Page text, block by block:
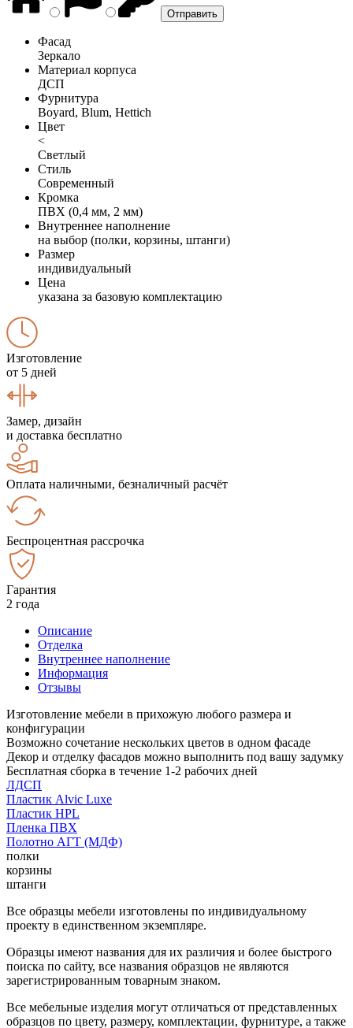
Фасад
Зеркало
Материал корпуса
ДСП
Фурнитура
Boyard, Blum, Hettich
Цвет
<
Светлый
Стиль
Современный
Кромка
ПВХ (0,4 мм, 2 мм)
Внутреннее наполнение
на выбор (полки, корзины, штанги)
Размер
индивидуальный
Цена
указана за базовую комплектацию
Изготовление
от 5 дней
Замер, дизайн
и доставка бесплатно
Оплата наличными, безналичный расчёт
Беспроцентная рассрочка
Гарантия
2 года
Описание
Отделка
Внутреннее наполнение
Информация
Отзывы
Изготовление мебели в прихожую любого размера и
конфигурации
Возможно сочетание нескольких цветов в одном фасаде
Декор и отделку фасадов можно выполнить под вашу задумку
Бесплатная сборка в течение 1-2 рабочих дней
ЛДСП
Пластик Alvic Luxe
Пластик HPL
Пленка ПВХ
Полотно АГТ (МДФ)
полки
корзины
штанги
Все образцы мебели изготовлены по индивидуальному
проекту в единственном экземпляре.
Образцы имеют названия для их различия и более быстрого
поиска по сайту, все названия образцов не являются
зарегистрированным товарным знаком.
Все мебельные изделия могут отличаться от представленных
образцов по цвету, размеру, комплектации, фурнитуре, а также